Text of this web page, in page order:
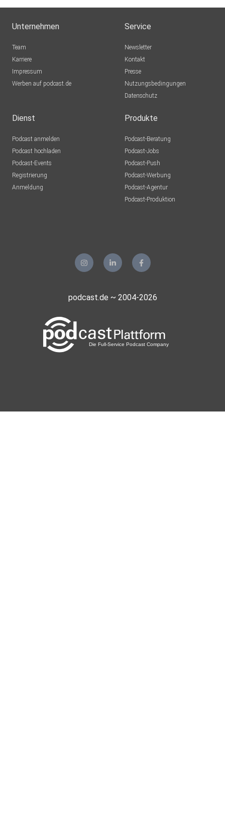
Unternehmen
Team
Karriere
Impressum
Werben auf podcast.de
Service
Newsletter
Kontakt
Presse
Nutzungsbedingungen
Datenschutz
Dienst
Podcast anmelden
Podcast hochladen
Podcast-Events
Registrierung
Anmeldung
Produkte
Podcast-Beratung
Podcast-Jobs
Podcast-Push
Podcast-Werbung
Podcast-Agentur
Podcast-Produktion
podcast.de ~ 2004-2026